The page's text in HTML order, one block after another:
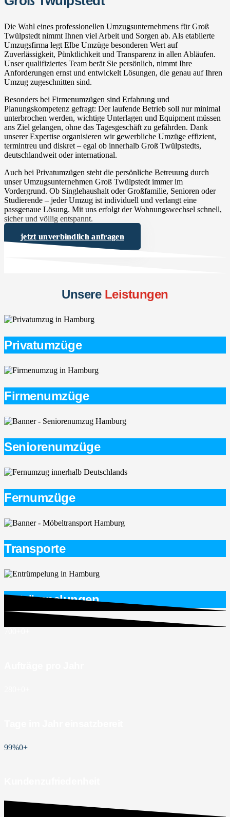
Die Wahl eines professionellen Umzugsunternehmens für Groß
Twülpstedt nimmt Ihnen viel Arbeit und Sorgen ab. Als etablierte
Umzugsfirma legt Elbe Umzüge besonderen Wert auf
Zuverlässigkeit, Pünktlichkeit und Transparenz in allen Abläufen.
Unser qualifiziertes Team berät Sie persönlich, nimmt Ihre
Anforderungen ernst und entwickelt Lösungen, die genau auf Ihren
Umzug zugeschnitten sind.
Besonders bei Firmenumzügen sind Erfahrung und
Planungskompetenz gefragt: Der laufende Betrieb soll nur minimal
unterbrochen werden, wichtige Unterlagen und Equipment müssen
ans Ziel gelangen, ohne das Tagesgeschäft zu gefährden. Dank
unserer Expertise organisieren wir gewerbliche Umzüge effizient,
termintreu und diskret – egal ob innerhalb Groß Twülpstedts,
deutschlandweit oder international.
Auch bei Privatumzügen steht die persönliche Betreuung durch
unser Umzugsunternehmen Groß Twülpstedt immer im
Vordergrund. Ob Singlehaushalt oder Großfamilie, Senioren oder
Studierende – jeder Umzug ist individuell und verlangt eine
passgenaue Lösung. Mit uns erfolgt der Wohnungswechsel schnell,
sicher und völlig entspannt.
jetzt unverbindlich anfragen
UnsereLeistungen
Privatumzüge
Firmenumzüge
Seniorenumzüge
Fernumzüge
Transporte
Entrümpelungen
99%0+